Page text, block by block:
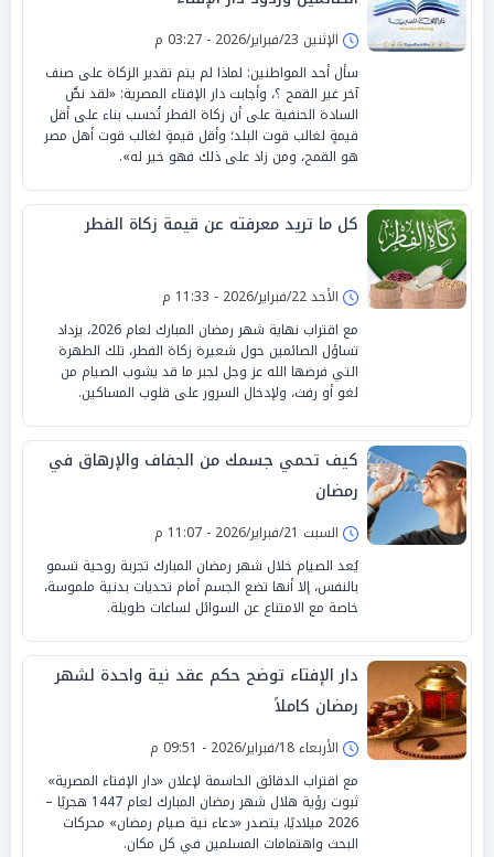
الإثنين 23/فبراير/2026 - 03:27 م
سأل أحد المواطنين: لماذا لم يتم تقدير الزكاة على صنف
آخر غير القمح ؟، وأجابت دار الإفتاء المصرية: «لقد نصَّ
السادة الحنفية على أن زكاة الفطر تُحسب بناء على أقل
قيمةٍ لغالب قوت البلد؛ وأقل قيمةٍ لغالب قوت أهل مصر
هو القمح، ومن زاد على ذلك فهو خير له».
كل ما تريد معرفته عن قيمة زكاة الفطر
الأحد 22/فبراير/2026 - 11:33 م
مع اقتراب نهاية شهر رمضان المبارك لعام 2026، يزداد
تساؤل الصائمين حول شعيرة زكاة الفطر، تلك الطهرة
التي فرضها الله عز وجل لجبر ما قد يشوب الصيام من
لغو أو رفث، ولإدخال السرور على قلوب المساكين.
كيف تحمي جسمك من الجفاف والإرهاق في
رمضان
السبت 21/فبراير/2026 - 11:07 م
يُعد الصيام خلال شهر رمضان المبارك تجربة روحية تسمو
بالنفس، إلا أنها تضع الجسم أمام تحديات بدنية ملموسة،
خاصة مع الامتناع عن السوائل لساعات طويلة.
دار الإفتاء توضح حكم عقد نية واحدة لشهر
رمضان كاملاً
الأربعاء 18/فبراير/2026 - 09:51 م
مع اقتراب الدقائق الحاسمة لإعلان «دار الإفتاء المصرية»
ثبوت رؤية هلال شهر رمضان المبارك لعام 1447 هجريًا –
2026 ميلاديًا، يتصدر «دعاء نية صيام رمضان» محركات
البحث واهتمامات المسلمين في كل مكان.